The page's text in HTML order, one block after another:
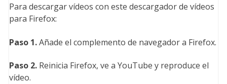
Para descargar vídeos con este descargador de vídeos
para Firefox:
Paso 1.Añade el complemento de navegador a Firefox.
Paso 2. Reinicia Firefox, ve a YouTube y reproduce el
vídeo.